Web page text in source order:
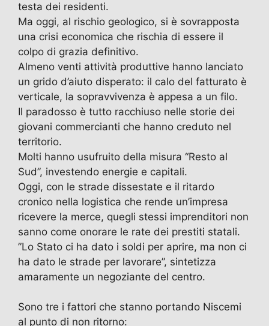
testa dei residenti.
Ma oggi, al rischio geologico, si è sovrapposta
una crisi economica che rischia di essere il
colpo di grazia definitivo.
Almeno venti attività produttive hanno lanciato
un grido d’aiuto disperato: il calo del fatturato è
verticale, la sopravvivenza è appesa a un filo.
​Il paradosso è tutto racchiuso nelle storie dei
giovani commercianti che hanno creduto nel
territorio.
Molti hanno usufruito della misura “Resto al
Sud”, investendo energie e capitali.
Oggi, con le strade dissestate e il ritardo
cronico nella logistica che rende un’impresa
ricevere la merce, quegli stessi imprenditori non
sanno come onorare le rate dei prestiti statali.
​”Lo Stato ci ha dato i soldi per aprire, ma non ci
ha dato le strade per lavorare”, sintetizza
amaramente un negoziante del centro.
Sono tre i fattori che stanno portando Niscemi
al punto di non ritorno: